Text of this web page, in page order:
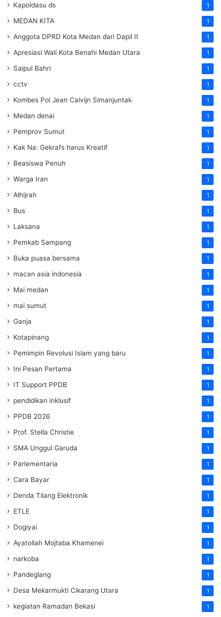
Kapoldasu ds 1
MEDAN KITA 1
Anggota DPRD Kota Medan dari Dapil II 1
Apresiasi Wali Kota Benahi Medan Utara 1
Saipul Bahri 1
cctv 1
Kombes Pol Jean Calvijn Simanjuntak 1
Medan denai 1
Pemprov Sumut 1
Kak Na: Gekrafs harus Kreatif 1
Beasiswa Penuh 1
Warga Iran 1
Alhijrah 1
Bus 1
Laksana 1
Pemkab Sampang 1
Buka puasa bersama 1
macan asia indonesia 1
Mai medan 1
mai sumut 1
Ganja 1
Kotapinang 1
Pemimpin Revolusi Islam yang baru 1
Ini Pesan Pertama 1
IT Support PPDB 1
pendidikan inklusif 1
PPDB 2026 1
Prof. Stella Christie 1
SMA Unggul Garuda 1
Parlementaria 1
Cara Bayar 1
Denda Tilang Elektronik 1
ETLE 1
Dogiyai 1
Ayatollah Mojtaba Khamenei 1
narkoba 1
Pandeglang 1
Desa Mekarmukti Cikarang Utara 1
kegiatan Ramadan Bekasi 1